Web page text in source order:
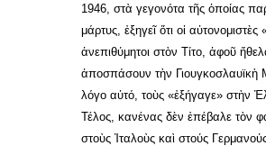
1946, στὰ γεγονότα τῆς ὁποίας
μάρτυς, ἐξηγεῖ ὅτι οἱ
ἀνεπιθύμητοι στὸν Τίτο, ἀφοῦ
ἀποσπάσουν τὴν Γιουγκοσλαυϊκὴ
λόγο αὐτό, τοὺς «ἐξήγαγε» στὴν
Τέλος, κανένας δὲν ἐπέβαλε τὸν
στοὺς Ἰταλοὺς καὶ στούς